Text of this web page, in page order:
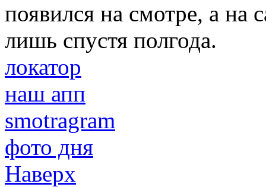
появился на смотре, а на
лишь спустя полгода.
локатор
наш апп
smotragram
фото дня
Наверх